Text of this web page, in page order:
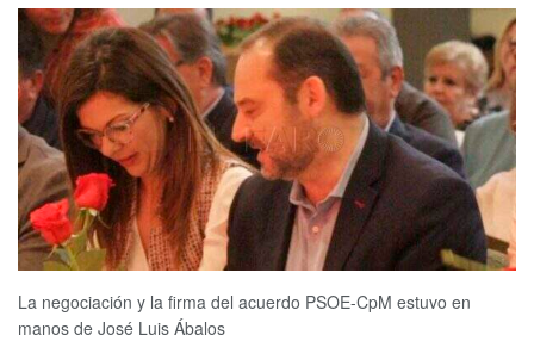
La negociación y la firma del acuerdo PSOE-CpM estuvo en
manos de José Luis Ábalos